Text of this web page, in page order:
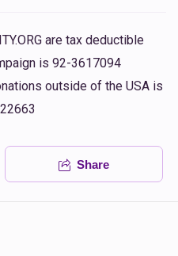
are tax deductible
is 92-3617094
outside of the USA is
Share